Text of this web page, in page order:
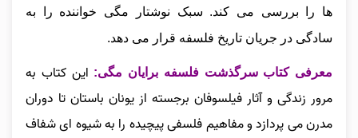
ها را بررسی می‌ کند. سبک نوشتار مگی خواننده را به
سادگی در جریان تاریخ فلسفه قرار می‌ دهد.
معرفی کتاب سرگذشت فلسفه برایان مگی: این کتاب به
مرور زندگی و آثار فیلسوفان برجسته از یونان باستان تا دوران
مدرن می‌ پردازد و مفاهیم فلسفی پیچیده را به شیوه‌ ای شفاف